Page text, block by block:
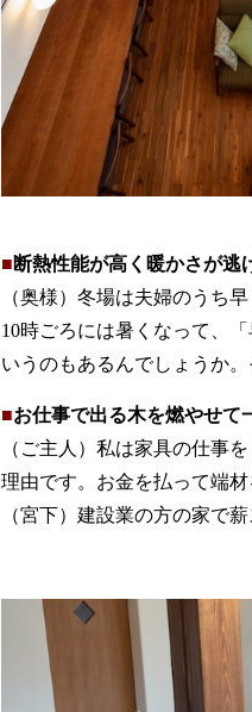
■断熱性能が高く暖かさが逃
（奥様）冬場は夫婦のうち
10時ごろには暑くなって、
いうのもあるんでしょうか
■お仕事で出る木を燃やせて
（ご主人）私は家具の仕事
理由です。お金を払って端
（宮下）建設業の方の家で